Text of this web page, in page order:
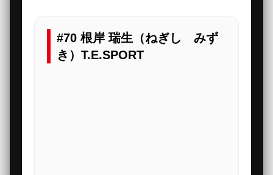
#70 根岸 瑞生（ねぎし みず
き）T.E.SPORT